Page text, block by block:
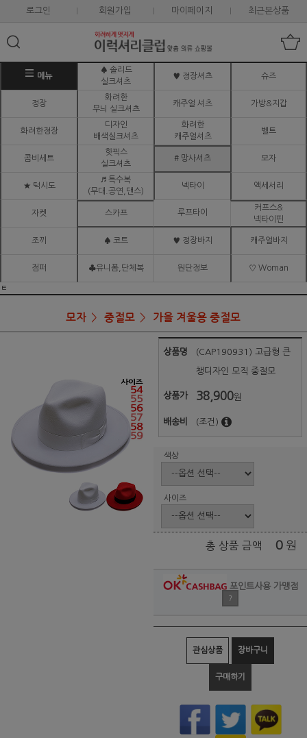
로그인 회원가입 마이페이지 최근본상품
메뉴
♠ 솔리드
실크셔츠
♥ 정장셔츠 슈즈
정장
화려한
무늬 실크셔츠
캐주얼 셔츠 가방&지갑
화려한정장
디자인
배색실크셔츠
화려한
캐주얼셔츠
벨트
콤비세트
핫픽스
실크셔츠
# 망사셔츠 모자
★ 턱시도
♬ 특수복
(무대.공연,댄스)
넥타이 액세서리
자켓 스카프 루프타이
커프스&
넥타이핀
조끼 ♠ 코트 ♥ 정장바지 캐주얼바지
점퍼 ♣유니폼,단체복 원단정보 ♡ Woman
ㅌ
모자 중절모 가을 겨울용 중절모
상품명 (CAP190931) 고급형 큰
챙디자인 모직 중절모
상품가 38,900원
배송비 (조건)
색상
사이즈
총 상품 금액 0 원
포인트사용 가맹점
?
관심상품 장바구니
구매하기